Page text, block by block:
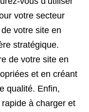
votre secteur
votre site en
stratégique.
de votre site en
et en créant
qualité. Enfin,
à charger et